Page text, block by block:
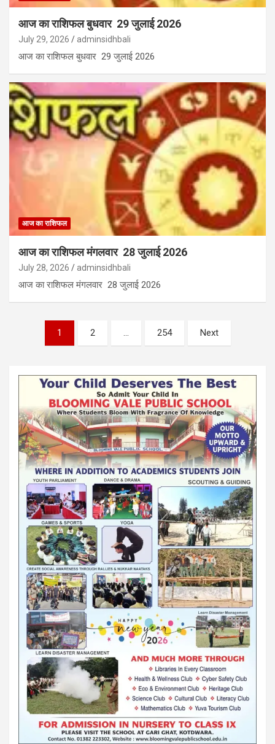
आज का राशिफल बुधवार 29 जुलाई 2026
July 29, 2026 adminsidhbali
आज का राशिफल बुधवार 29 जुलाई 2026
आज का राशिफल
आज का राशिफल मंगलवार 28 जुलाई 2026
July 28, 2026 adminsidhbali
आज का राशिफल मंगलवार 28 जुलाई 2026
pagination
1 2 … 254 Next